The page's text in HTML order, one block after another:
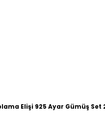
Elişi 925 Ayar Gümüş Set